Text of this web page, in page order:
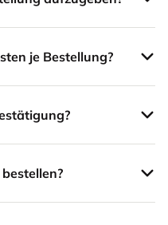
je Bestellung?